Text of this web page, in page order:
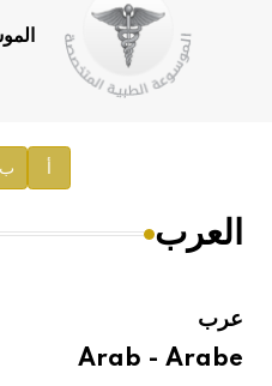
توصيات مجلس
صدور المجلد
إعلان..
أ ب
العرب
عرب
Arab - Arabe